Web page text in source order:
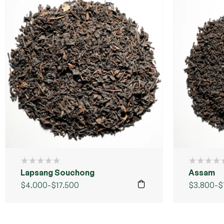
Lapsang Souchong
$4.000-$17.500
Assam
$3.800-$